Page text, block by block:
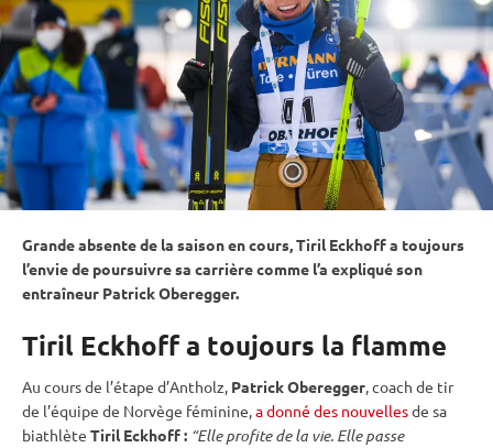
Grande absente de la saison en cours, Tiril Eckhoff a toujours
l’envie de poursuivre sa carrière comme l’a expliqué son
entraîneur Patrick Oberegger.
Tiril Eckhoff a toujours la flamme
Au cours de l’étape d’Antholz, Patrick Oberegger, coach de tir
de l’équipe de Norvège féminine,a donné des nouvellesde sa
biathlète Tiril Eckhoff : “Elle profite de la vie. Elle passe